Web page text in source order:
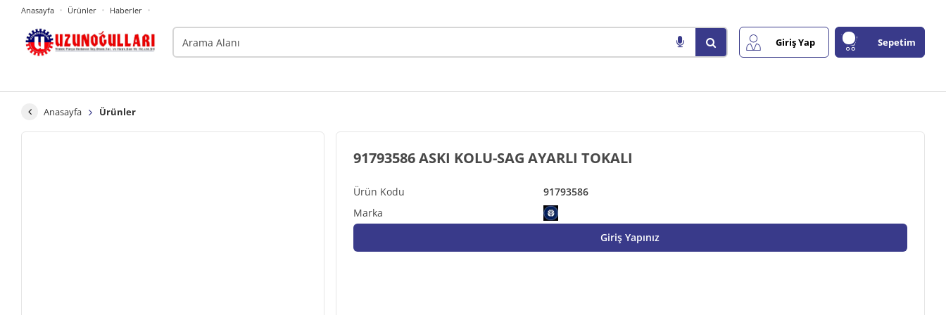
Anasayfa Ürünler Haberler
Giriş Yap Sepetim
Anasayfa Ürünler
91793586
91793586 ASKI KOLU-SAG AYARLI TOKALI
Giriş Yapınız